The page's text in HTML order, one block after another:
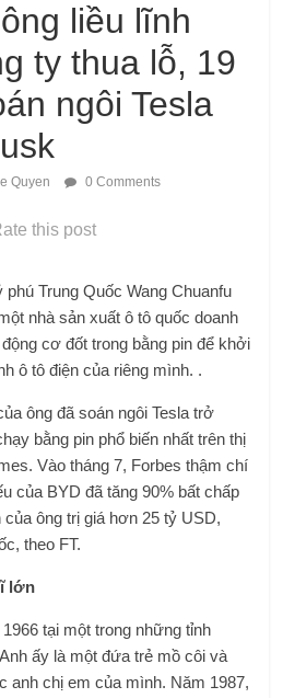
liều lĩnh
ty thua lỗ, 19
ngôi Tesla
Quyen 0 Comments
this post
Trung Quốc Wang Chuanfu
nhà sản xuất ô tô quốc doanh
cơ đốt trong bằng pin để khởi
ô tô điện của riêng mình. .
ông đã soán ngôi Tesla trở
bằng pin phổ biến nhất trên thị
Vào tháng 7, Forbes thậm chí
của BYD đã tăng 90% bất chấp
ông trị giá hơn 25 tỷ USD,
theo FT.
lớn
tại một trong những tỉnh
ấy là một đứa trẻ mồ côi và
chị em của mình. Năm 1987,